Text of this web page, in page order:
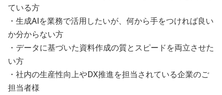
ている方
・生成AIを業務で活用したいが、何から手をつければ良い
か分からない方
・データに基づいた資料作成の質とスピードを両立させた
い方
・社内の生産性向上やDX推進を担当されている企業のご
担当者様